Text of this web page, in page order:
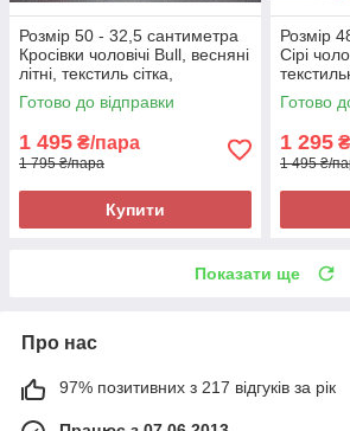
Розмір 50 - 32,5 сантиметра
Кросівки чоловічі Bull, весняні
літні, текстиль сітка,
помаранчеві, на підошві з
піни, легкі і зручні
Готово до відправки
1 495 ₴/пара
1 795 ₴/пара
Купити
Розмір
Сірі
на
Готово
1 295
1 495 ₴/
Показати ще
Про нас
97% позитивних з 217 відгуків за рік